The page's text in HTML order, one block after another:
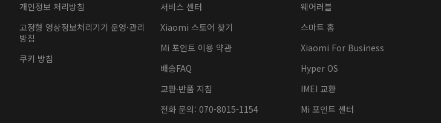
개인정보 처리방침
고정형 영상정보처리기기 운영·관리
방침
쿠키 방침
서비스 센터
Xiaomi 스토어 찾기
Mi 포인트 이용 약관
배송FAQ
교환∙반품 지침
전화 문의: 070-8015-1154
웨어러블
스마트 홈
Xiaomi For Business
Hyper OS
IMEI 교환
Mi 포인트 센터